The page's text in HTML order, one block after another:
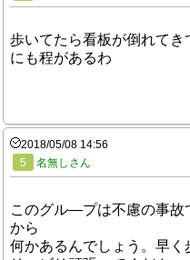
歩いてたら看板が倒れて
にも程があるわ
2018/05/08 14:56
5
名無しさん
このグル―プは不慮の事
から
何かあるんでしょう。早く